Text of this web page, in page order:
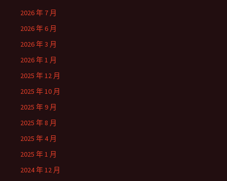
2026 年 7 月
2026 年 6 月
2026 年 3 月
2026 年 1 月
2025 年 12 月
2025 年 10 月
2025 年 9 月
2025 年 8 月
2025 年 4 月
2025 年 1 月
2024 年 12 月